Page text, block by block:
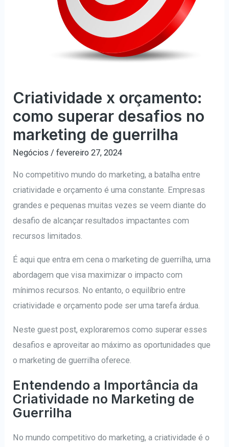
Criatividade x orçamento:
como superar desafios no
marketing de guerrilha
Negócios /fevereiro 27, 2024
No competitivo mundo do marketing, a batalha entre
criatividade e orçamento é uma constante. Empresas
grandes e pequenas muitas vezes se veem diante do
desafio de alcançar resultados impactantes com
recursos limitados.
É aqui que entra em cena o marketing de guerrilha, uma
abordagem que visa maximizar o impacto com
mínimos recursos. No entanto, o equilíbrio entre
criatividade e orçamento pode ser uma tarefa árdua.
Neste guest post, exploraremos como superar esses
desafios e aproveitar ao máximo as oportunidades que
o marketing de guerrilha oferece.
Entendendo a Importância da
Criatividade no Marketing de
Guerrilha
No mundo competitivo do marketing, a criatividade é o